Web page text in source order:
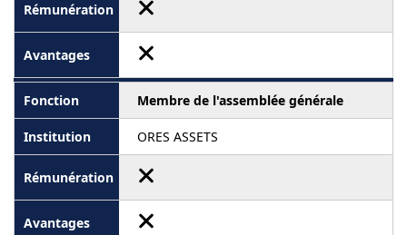
Membre de l'assemblée générale
ORES ASSETS